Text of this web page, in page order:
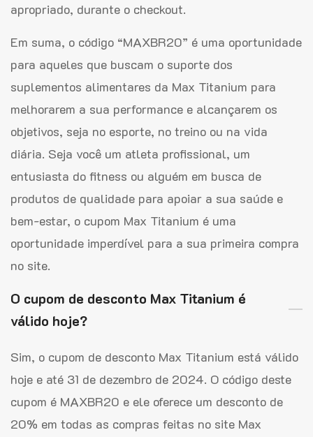
apropriado, durante o checkout.
Em suma, o código “MAXBR20” é uma oportunidade
para aqueles que buscam o suporte dos
suplementos alimentares da Max Titanium para
melhorarem a sua performance e alcançarem os
objetivos, seja no esporte, no treino ou na vida
diária. Seja você um atleta profissional, um
entusiasta do fitness ou alguém em busca de
produtos de qualidade para apoiar a sua saúde e
bem-estar, o cupom Max Titanium é uma
oportunidade imperdível para a sua primeira compra
no site.
O cupom de desconto Max Titanium é
válido hoje?
Sim, o cupom de desconto Max Titanium está válido
hoje e até 31 de dezembro de 2024. O código deste
cupom é MAXBR20 e ele oferece um desconto de
20% em todas as compras feitas no site Max